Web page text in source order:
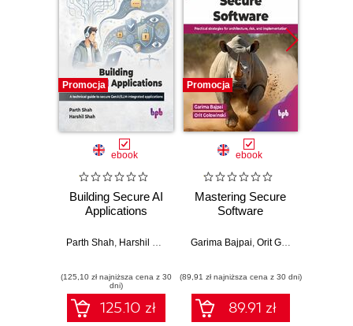
Promocja
ebook
Building Secure AI
Applications
Parth Shah, Harshil Shah
(125,10 zł najniższa cena z 30
dni)
125.10 zł
Promocja
ebook
Mastering Secure
Software
Garima Bajpai, Orit Golowinski
(89,91 zł najniższa cena z 30 dni)
89.91 zł